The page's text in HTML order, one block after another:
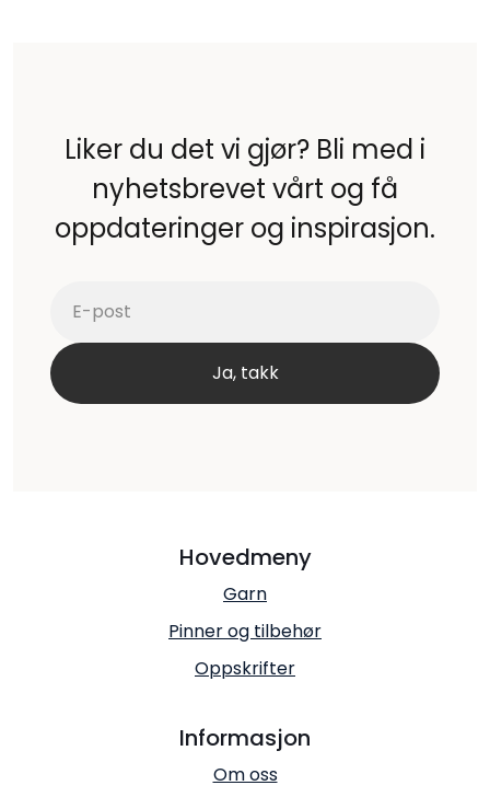
Liker du det vi gjør? Bli med i
nyhetsbrevet vårt og få
oppdateringer og inspirasjon.
Hovedmeny
Garn
Pinner og tilbehør
Oppskrifter
Informasjon
Om oss